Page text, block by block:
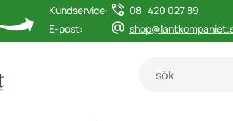
Kundservice:
08- 420 027 89
E-post: